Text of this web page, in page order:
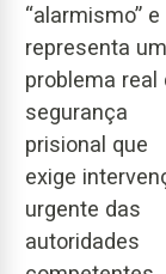
“alarmismo” e
representa um
problema real
segurança
prisional que
exige
urgente das
autoridades